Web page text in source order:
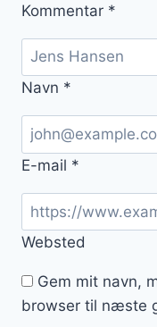
Kommentar *
Navn *
E-mail *
Websted
Gem mit navn,
browser til næste